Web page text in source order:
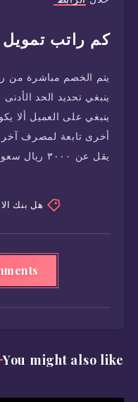
كم راتب تمويل
ينبغي تحديد الحد
ينبغي على العميل ألا
أخرى تابعة لمصرف آخر
يقل عن ٣٠٠٠ ريال سعودي.
هل بنك
You might also like